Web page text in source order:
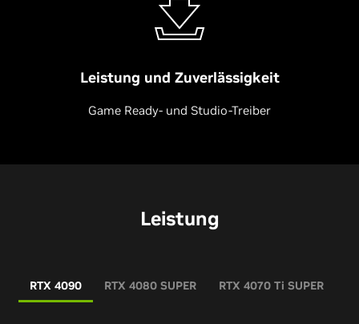
Leistung und Zuverlässigkeit
Game Ready- und Studio-Treiber
Leistung
RTX 4090 RTX 4080 SUPER RTX 4070 Ti SUPER